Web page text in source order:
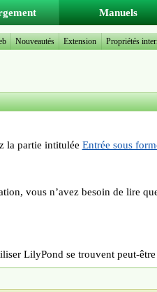
la partie intitulée Entrée sous
vous n’avez besoin de lire
LilyPond se trouvent peut-
Manuels
Nouveautés Extension Propriétés